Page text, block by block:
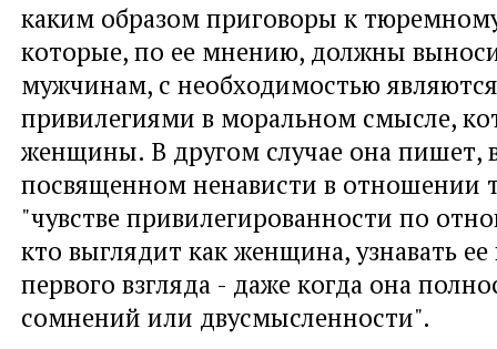
каким образом приговоры к
которые, по ее мнению, должны
мужчинам, с необходимостью
привилегиями в моральном смысле,
женщины. В другом случае она пишет,
посвященном ненависти в отношении
"чувстве привилегированности по
кто выглядит как женщина, узнавать
первого взгляда - даже когда она
сомнений или двусмысленности".